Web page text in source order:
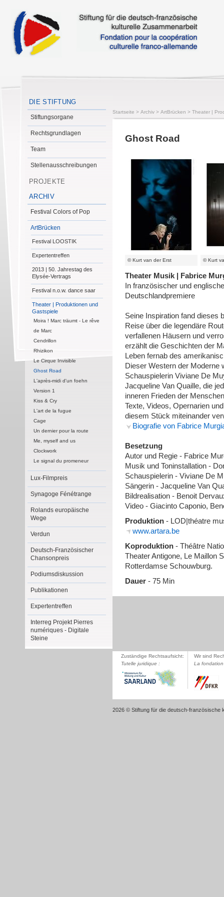
DIE STIFTUNG
Stiftungsorgane
Rechtsgrundlagen
Team
Stellenausschreibungen
PROJEKTE
ARCHIV
Festival Colors of Pop
ArtBrücken
Festival LOOSTIK
Expertentreffen
2013 | 50. Jahrestag des
Elysée-Vertrags
Festival n.o.w. dance saar
Theater | Produktionen und
Gastspiele
Moira ! Marc träumt - Le rêve
de Marc
Cendrillon
Rhizikon
Le Cirque Invisible
Ghost Road
L'après-midi d'un foehn
Version 1
Kiss & Cry
L'art de la fugue
Cage
Un dernier pour la route
Me, myself and us
Clockwork
Le signal du promeneur
Lux-Filmpreis
Synagoge Fénétrange
Rolands europäische
Wege
Verdun
Deutsch-Französischer
Chansonpreis
Podiumsdiskussion
Publikationen
Expertentreffen
Interreg Projekt Pierres
numériques - Digitale
Steine
Startseite > Archiv > ArtBrücken > Theater |
Ghost Road
© Kurt van der Erst © Kurt
Theater Musik | Fabrice
In französischer und
Deutschlandpremiere
Seine Inspiration fand dieses
Reise über die legendäre
verfallenen Häusern und
erzählt die Geschichten der
Leben fernab des
Dieser Western der Moderne
Schauspielerin Viviane De
Jacqueline Van Quaille, die
inneren Frieden der
Texte, Videos, Opernarien
diesem Stück miteinander
Biografie von Fabrice
Besetzung
Autor und Regie - Fabrice
Musik und Toninstallation -
Schauspielerin - Viviane De
Sängerin - Jacqueline Van
Bildrealisation - Benoit
Video - Giacinto Caponio,
Produktion - LOD|théatre
www.artara.be
Koproduktion - Théâtre
Theater Antigone, Le Maillon
Rotterdamse Schouwburg.
Dauer - 75 Min
Zuständige Rechtsaufsicht:
Tutelle juridique :
Wir sind
La
2026 © Stiftung für die deutsch-französische